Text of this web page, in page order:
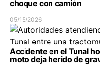
choque con camión
05/15/2026
Accidente en el Tunal
moto deja herido de